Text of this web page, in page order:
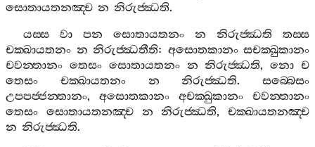
සොතායතනඤ‍්ච න නිරුජ‍්ඣති.
යස‍්ස
වා පන සොතායතනං න නිරුජ‍්ඣති
තස‍්ස
චක‍්ඛායතනං න නිරුජ‍්ඣතීති: අසොතකානං සචක‍්ඛුකානං
චවන‍්තානං තෙසං සොතායතනං න නිරුජ‍්ඣති,නො ච
තෙසං
චක‍්ඛායතනං න නිරුජ‍්ඣති. සබ‍්බෙසං
උපපජ‍්ජන‍්තානං, අසොතකානං අචක‍්ඛුකානං
චවන‍්තානං
තෙසං
සොතායතනඤ‍්ච න නිරුජ‍්ඣති, චක‍්ඛායතනඤ‍්ච
න නිරුජ‍්ඣති.